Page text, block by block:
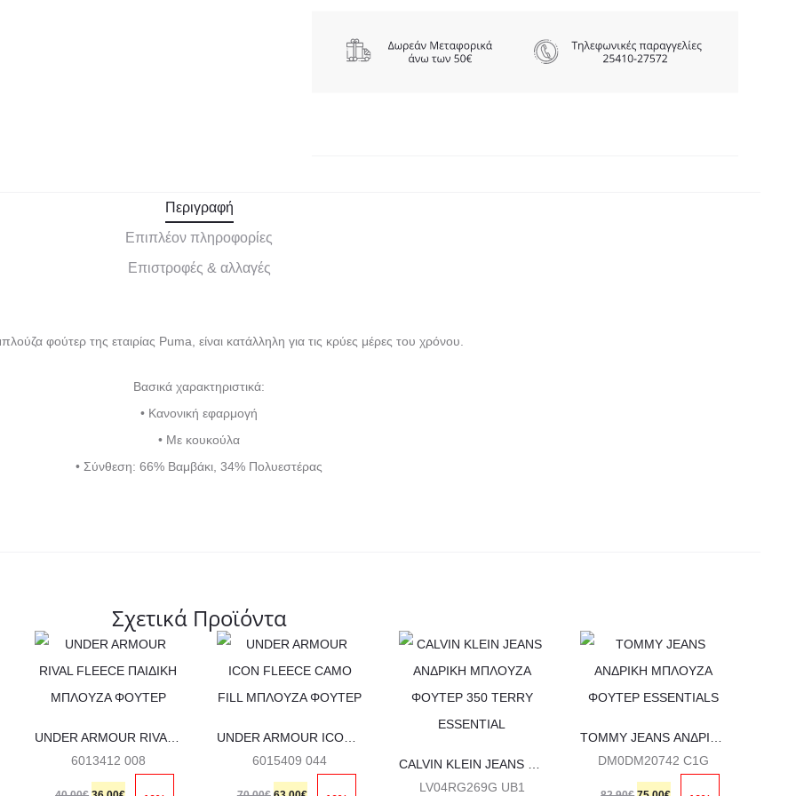
Περιγραφή
Επιπλέον πληροφορίες
Επιστροφές & αλλαγές
φούτερ της εταιρίας Puma, είναι κατάλληλη για τις κρύες μέρες του χρόνου.
Βασικά χαρακτηριστικά:
• Κανονική εφαρμογή
• Με κουκούλα
• Σύνθεση: 66% Βαμβάκι, 34% Πολυεστέρας
Σχετικά Προϊόντα
Αυτό
το
προϊόν
έχει
πολλαπλές
6013412 008
OriginalΗ
Αυτό
το
προϊόν
έχει
πολλαπλές
UNDER ARMOUR ICON FLEECE CAMO FILL ΜΠΛΟΥΖΑ ΦΟΥΤΕΡ
6015409 044
OriginalΗ
Αυτό
το
προϊόν
έχει
πολλαπλές
παραλλαγές.
LV04RG269G UB1
Αυτό
το
προϊόν
έχει
πολλαπλές
DM0DM20742 C1G
OriginalΗ